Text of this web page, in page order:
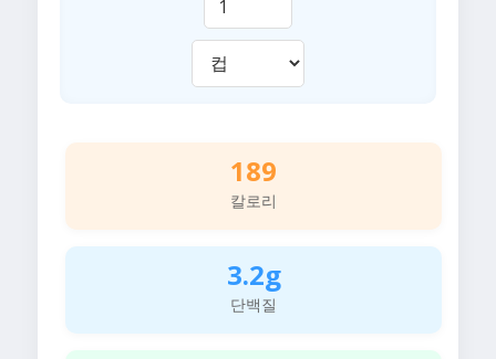
189
칼로리
3.2g
단백질